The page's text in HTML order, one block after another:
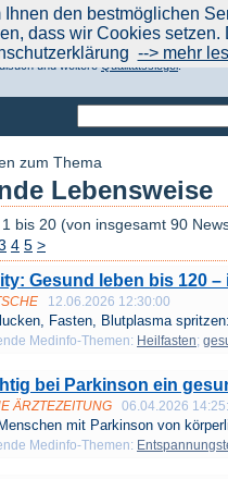
Aktuelle Nachrichten|
Sie schon?
für Gesundheitsthemen
und weitereQualitätssiegel.
zum Thema
Lebensweise
1 bis 20 (von insgesamt 90
4 5 >
Gesund leben bis 120
12.06.2026 12:30:00
Fasten, Blutplasma
Medinfo-Themen: Heilfasten;
bei Parkinson ein
ÄRZTEZEITUNG 06.04.2026
mit Parkinson von
Medinfo-Themen:
den bestmöglichen
dass wir Cookies
--> mehr